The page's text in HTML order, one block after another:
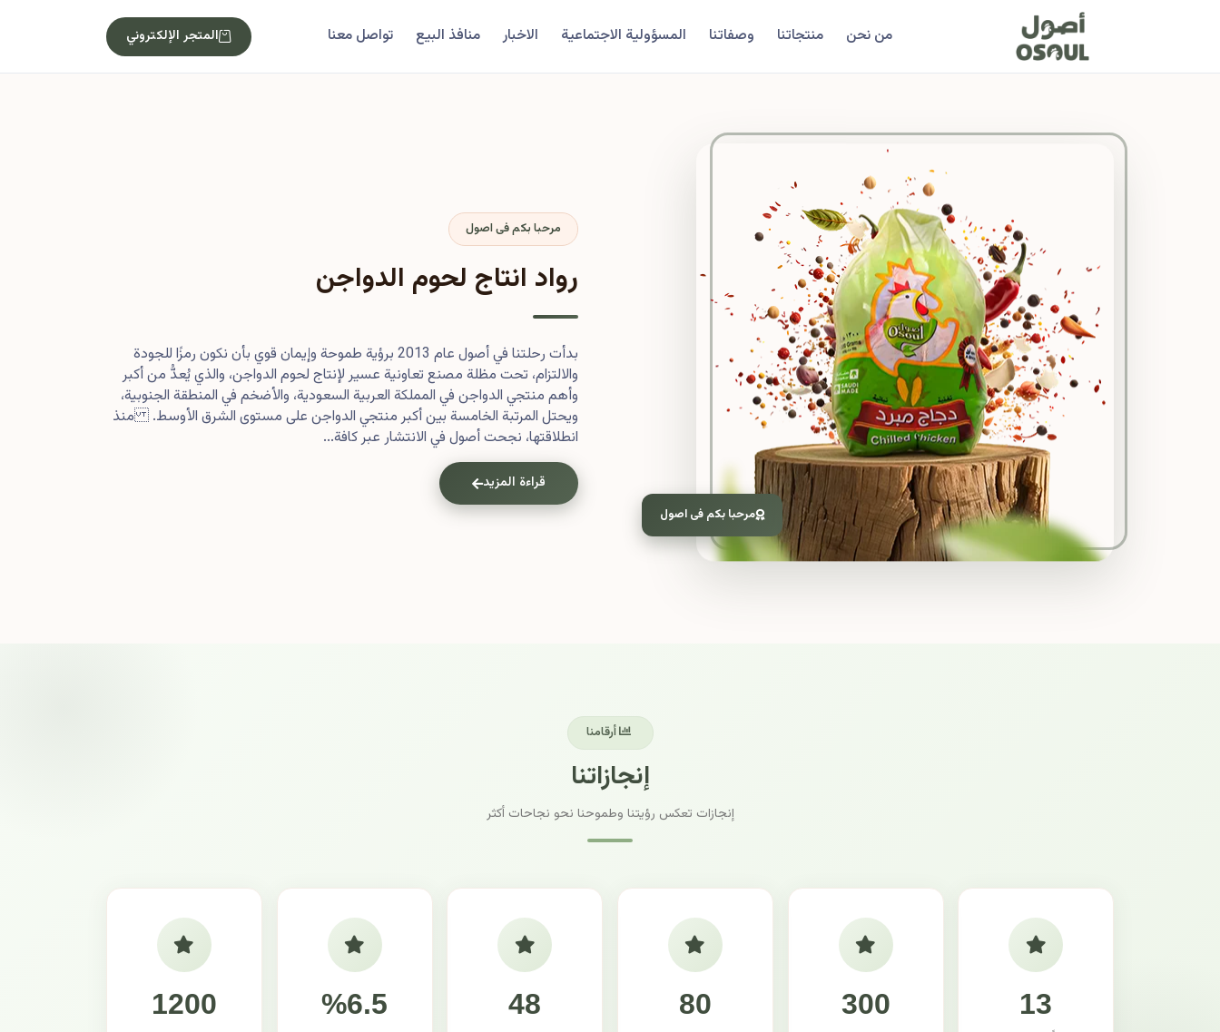
من نحن منتجاتنا وصفاتنا المسؤولية الاجتماعية الاخبار منافذ البيع تواصل معنا المتجر الإلكتروني
مرحبا بكم فى اصول
مرحبا بكم فى اصول
رواد انتاج لحوم الدواجن
بدأت رحلتنا في أصول عام 2013 برؤية طموحة وإيمان قوي بأن نكون رمزًا للجودة
والالتزام، تحت مظلة مصنع تعاونية عسير لإنتاج لحوم الدواجن، والذي يُعدُّ من أكبر
وأهم منتجي الدواجن في المملكة العربية السعودية، والأضخم في المنطقة الجنوبية،
ويحتل المرتبة الخامسة بين أكبر منتجي الدواجن على مستوى الشرق الأوسط. منذ
انطلاقتها، نجحت أصول في الانتشار عبر كافة...
قراءة المزيد
أرقامنا
إنجازاتنا
إنجازات تعكس رؤيتنا وطموحنا نحو نجاحات أكثر
13
300
80
48
%6.5
1200